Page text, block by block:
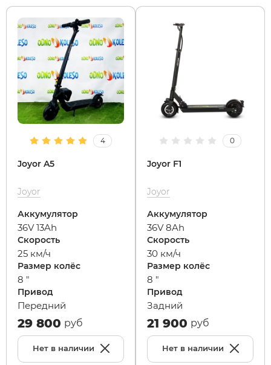
4
Joyor A5
Joyor
Аккумулятор
36V 13Ah
Скорость
25 км/ч
Размер колёс
8 "
Привод
Передний
29 800 руб
Нет в наличии
0
Joyor F1
Joyor
Аккумулятор
36V 8Ah
Скорость
30 км/ч
Размер колёс
8 "
Привод
Задний
21 900 руб
Нет в наличии